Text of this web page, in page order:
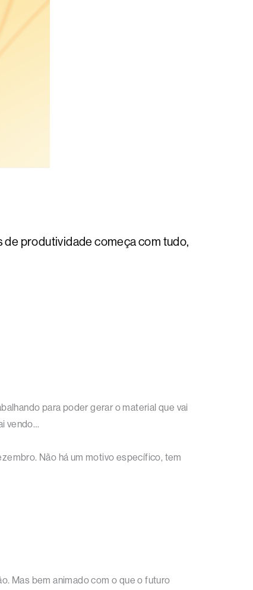
produtividade começa com tudo,
para poder gerar o material que vai
vendo…
Não há um motivo específico, tem
Mas bem animado com o que o futuro